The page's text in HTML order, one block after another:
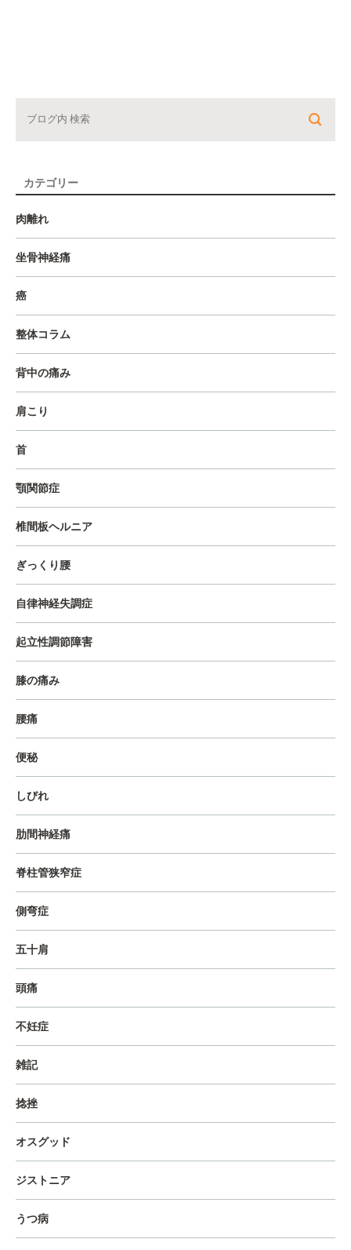
カテゴリー
肉離れ
坐骨神経痛
癌
整体コラム
背中の痛み
肩こり
首
顎関節症
椎間板ヘルニア
ぎっくり腰
自律神経失調症
起立性調節障害
膝の痛み
腰痛
便秘
しびれ
肋間神経痛
脊柱管狭窄症
側弯症
五十肩
頭痛
不妊症
雑記
捻挫
オスグッド
ジストニア
うつ病